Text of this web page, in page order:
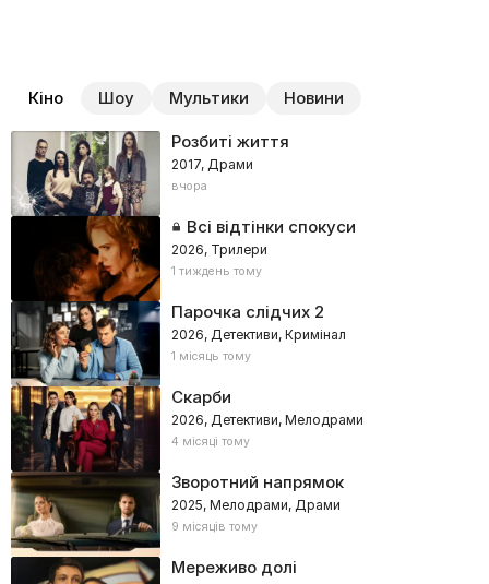
Кіно Шоу Мультики Новини
Розбиті життя
2017, Драми
вчора
Всі відтінки спокуси
2026, Трилери
1 тиждень тому
Парочка слідчих 2
2026, Детективи, Кримінал
1 місяць тому
Скарби
2026, Детективи, Мелодрами
4 місяці тому
Зворотний напрямок
2025, Мелодрами, Драми
9 місяців тому
Мереживо долі